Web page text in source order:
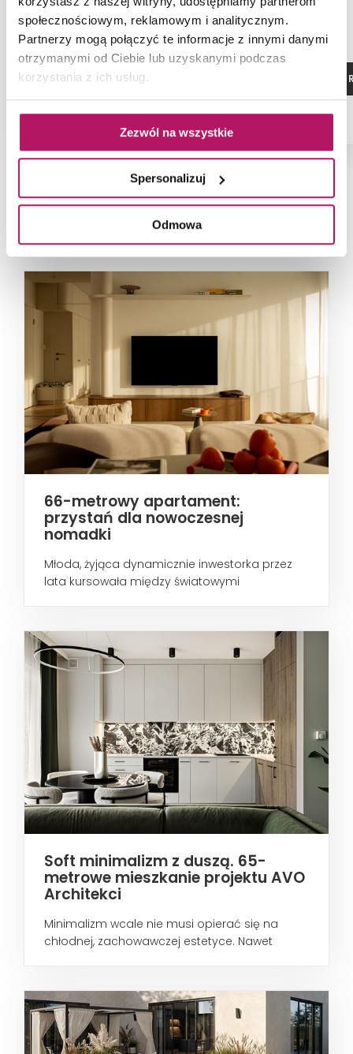
społecznościowym, reklamowym i analitycznym.
Partnerzy mogą połączyć te informacje z innymi danymi
otrzymanymi od Ciebie lub uzyskanymi podczas
korzystania z ich usług.
Zezwól na wszystkie
Spersonalizuj
Odmowa
ZOBACZ PRODUKT ZOBACZ
NAJNOWSZE ARTYKUŁY
66-metrowy apartament:
przystań dla nowoczesnej
nomadki
Młoda, żyjąca dynamicznie inwestorka przez
lata kursowała między światowymi
Soft minimalizm z duszą. 65-
metrowe mieszkanie projektu AVO
Architekci
Minimalizm wcale nie musi opierać się na
chłodnej, zachowawczej estetyce. Nawet